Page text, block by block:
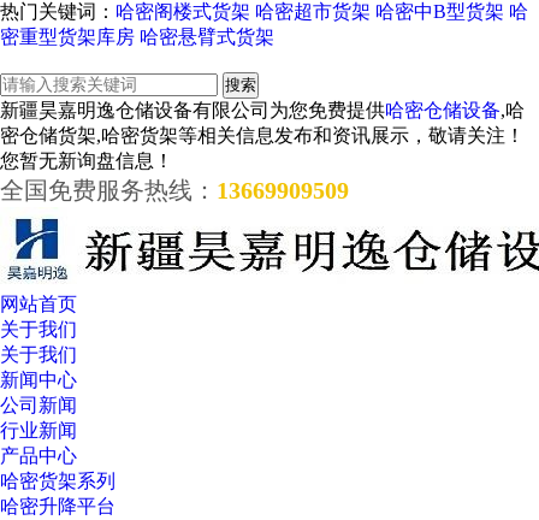
热门关键词： 哈密阁楼式货架 哈密超市货架 哈密中B型货架 哈
密重型货架库房 哈密悬臂式货架
新疆昊嘉明逸仓储设备有限公司为您免费提供哈密仓储设备,哈
密仓储货架,哈密货架等相关信息发布和资讯展示，敬请关注！
您暂无新询盘信息！
全国免费服务热线： 13669909509
网站首页
关于我们
关于我们
新闻中心
公司新闻
行业新闻
产品中心
哈密货架系列
哈密升降平台